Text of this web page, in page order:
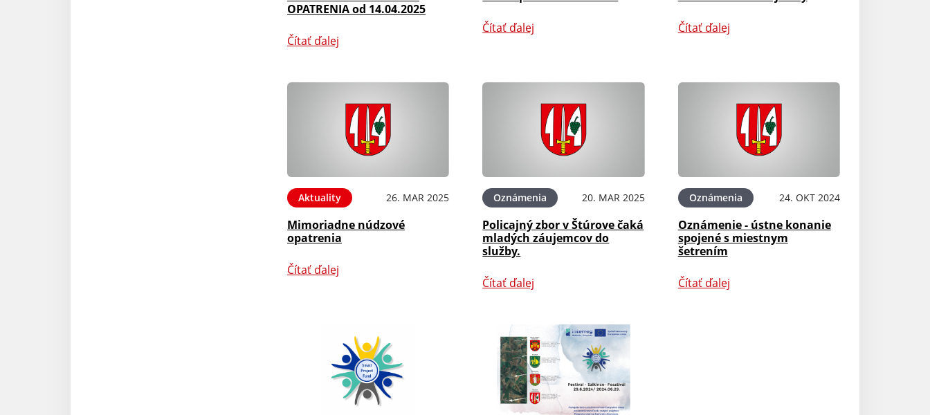
OPATRENIA od 14.04.2025
Čítať ďalej
Čítať ďalej Čítať ďalej
Aktuality 26. MAR 2025
Mimoriadne núdzové
opatrenia
Čítať ďalej
Oznámenia 20. MAR 2025
Policajný zbor v Štúrove čaká
mladých záujemcov do
služby.
Čítať ďalej
Oznámenia 24. OKT 2024
Oznámenie - ústne konanie
spojené s miestnym
šetrením
Čítať ďalej